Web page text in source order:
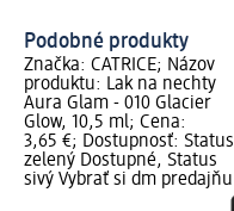
Podobné produkty
Značka: CATRICE; Názov
produktu: Lak na nechty
Aura Glam - 010 Glacier
Glow, 10,5 ml; Cena:
3,65 €; Dostupnosť: Status
zelený Dostupné, Status
sivý Vybrať si dm predajňu